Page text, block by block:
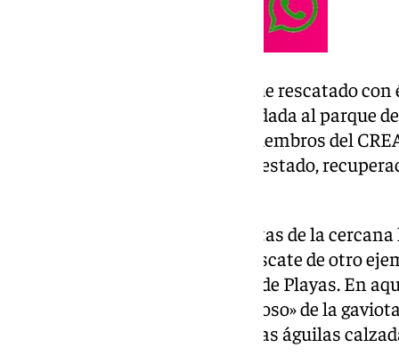
Según el Consorcio, el animal fue rescatado
captura, la necrógafa fue trasladada al parque
recogida posteriormente por miembros del
Especies) para el análisis de su estado,
El pasado 8 de enero, en las costas de la
la Policía Local efectuaron el rescate de otro
aviso emitido por la delegación de Playas. En
al agua fue provocada por el «acoso» de la
otras rapaces de la zona como las águilas